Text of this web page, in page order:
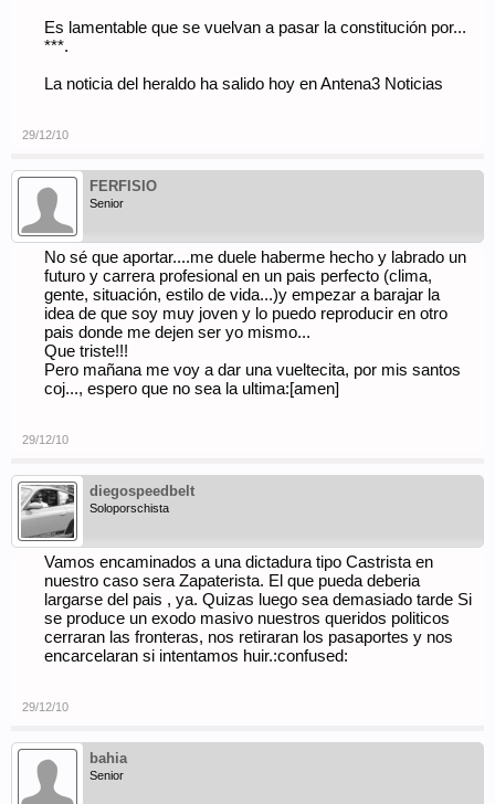
Es lamentable que se vuelvan a pasar la constitución por...
***.
La noticia del heraldo ha salido hoy en Antena3 Noticias
29/12/10
FERFISIO
Senior
No sé que aportar....me duele haberme hecho y labrado un
futuro y carrera profesional en un pais perfecto (clima,
gente, situación, estilo de vida...)y empezar a barajar la
idea de que soy muy joven y lo puedo reproducir en otro
pais donde me dejen ser yo mismo...
Que triste!!!
Pero mañana me voy a dar una vueltecita, por mis santos
coj..., espero que no sea la ultima:[amen]
29/12/10
diegospeedbelt
Soloporschista
Vamos encaminados a una dictadura tipo Castrista en
nuestro caso sera Zapaterista. El que pueda deberia
largarse del pais , ya. Quizas luego sea demasiado tarde Si
se produce un exodo masivo nuestros queridos politicos
cerraran las fronteras, nos retiraran los pasaportes y nos
encarcelaran si intentamos huir.:confused:
29/12/10
bahia
Senior